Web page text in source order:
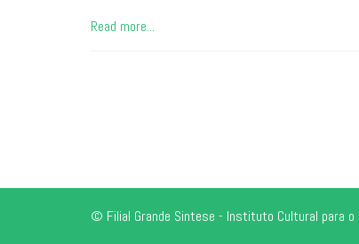
Read more...
© Filial Grande Sintese - Instituto Cultural para